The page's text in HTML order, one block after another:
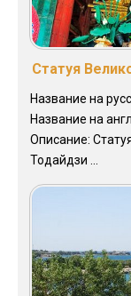
Статуя
Название на
Название на
Описание:
Тодайдзи ...